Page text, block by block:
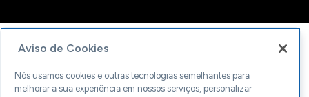
Aviso de Cookies
Nós usamos cookies e outras tecnologias semelhantes para
melhorar a sua experiência em nossos serviços, personalizar